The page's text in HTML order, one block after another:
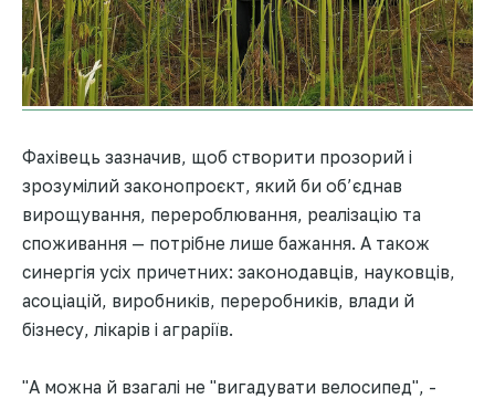
Фахівець зазначив, щоб створити прозорий і
зрозумілий законопроєкт, який би об’єднав
вирощування, перероблювання, реалізацію та
споживання — потрібне лише бажання. А також
синергія усіх причетних: законодавців, науковців,
асоціацій, виробників, переробників, влади й
бізнесу, лікарів і аграріїв.
"А можна й взагалі не "вигадувати велосипед", -